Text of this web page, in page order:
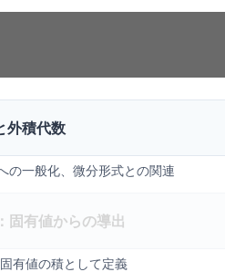
外積代数
の一般化、微分形式との関連
固有値からの導出
有値の積として定義